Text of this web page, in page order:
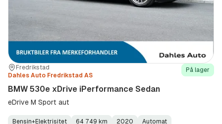
Sted:Fredrikstad
Forhandler:
Dahles Auto Fredrikstad AS
På lager
BMW 530e xDrive iPerformance Sedan
eDrive M Sport aut
Bensin+Elektrisitet 64 749 km 2020
Automat